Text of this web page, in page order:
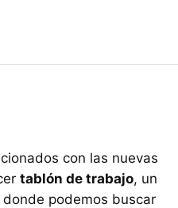
con las nuevas
tablón de trabajo, un
podemos buscar